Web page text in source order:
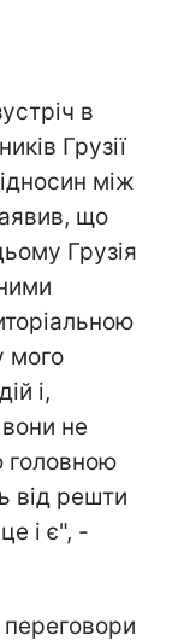
в
Грузії
між
що
Грузія
мого
і,
не
від решти
і є", -